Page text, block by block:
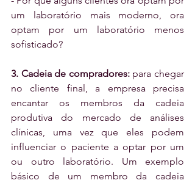
um laboratório mais moderno, ora
optam por um laboratório menos
sofisticado?
3. Cadeia de compradores: para chegar
no cliente final, a empresa precisa
encantar os membros da cadeia
produtiva do mercado de análises
clínicas, uma vez que eles podem
influenciar o paciente a optar por um
ou outro laboratório. Um exemplo
básico de um membro da cadeia